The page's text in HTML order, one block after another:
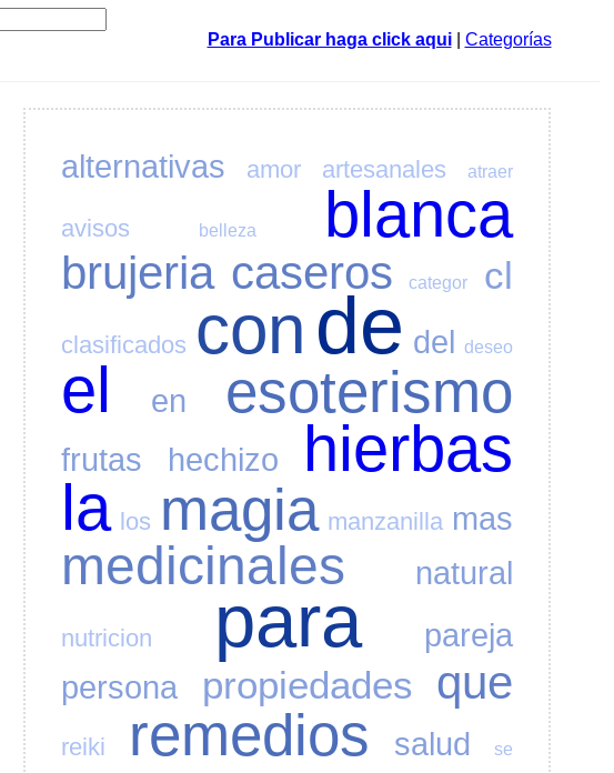
Para Publicar haga click aqui| Categorías
alternativas amor artesanales atraer
avisos belleza blanca
brujeria caseros categor cl
clasificados con de del deseo
el en esoterismo
frutas hechizo
hierbas
la los magia manzanilla mas
medicinales natural
nutricion para
pareja
persona
propiedades que
reiki remedios salud se